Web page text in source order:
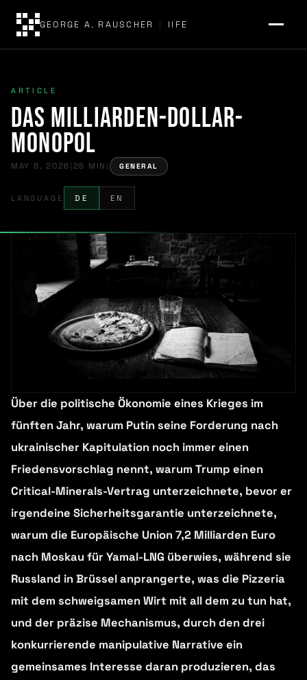
GEORGE A. RAUSCHER | IIFE
ARTICLE
Das Milliarden-Dollar-
Monopol
MAY 8, 2026 28 MIN GENERAL
LANGUAGE DE EN
Über die politische Ökonomie eines Krieges im
fünften Jahr, warum Putin seine Forderung nach
ukrainischer Kapitulation noch immer einen
Friedensvorschlag nennt, warum Trump einen
Critical-Minerals-Vertrag unterzeichnete, bevor er
irgendeine Sicherheitsgarantie unterzeichnete,
warum die Europäische Union 7,2 Milliarden Euro
nach Moskau für Yamal-LNG überwies, während sie
Russland in Brüssel anprangerte, was die Pizzeria
mit dem schweigsamen Wirt mit all dem zu tun hat,
und der präzise Mechanismus, durch den drei
konkurrierende manipulative Narrative ein
gemeinsames Interesse daran produzieren, das